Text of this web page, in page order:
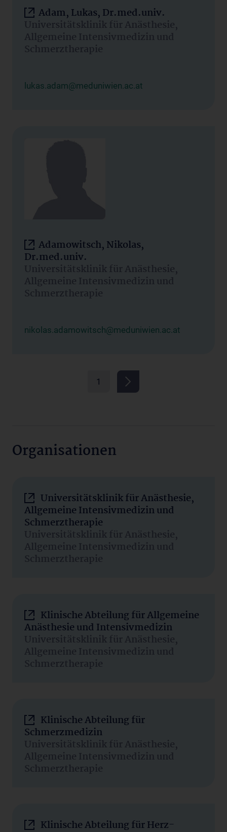
Adam, Lukas, Dr.med.univ.
Universitätsklinik für Anästhesie,
Allgemeine Intensivmedizin und
Schmerztherapie
lukas.adam@meduniwien.ac.at
Adamowitsch, Nikolas,
Dr.med.univ.
Universitätsklinik für Anästhesie,
Allgemeine Intensivmedizin und
Schmerztherapie
nikolas.adamowitsch@meduniwien.ac.at
1
Organisationen
Universitätsklinik für Anästhesie,
Allgemeine Intensivmedizin und
Schmerztherapie
Universitätsklinik für Anästhesie,
Allgemeine Intensivmedizin und
Schmerztherapie
Klinische Abteilung für Allgemeine
Anästhesie und Intensivmedizin
Universitätsklinik für Anästhesie,
Allgemeine Intensivmedizin und
Schmerztherapie
Klinische Abteilung für
Schmerzmedizin
Universitätsklinik für Anästhesie,
Allgemeine Intensivmedizin und
Schmerztherapie
Klinische Abteilung für Herz-